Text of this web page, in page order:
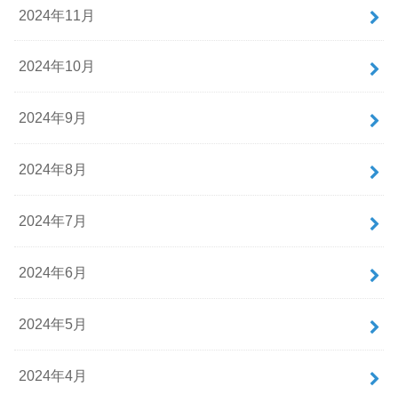
2024年11月
2024年10月
2024年9月
2024年8月
2024年7月
2024年6月
2024年5月
2024年4月